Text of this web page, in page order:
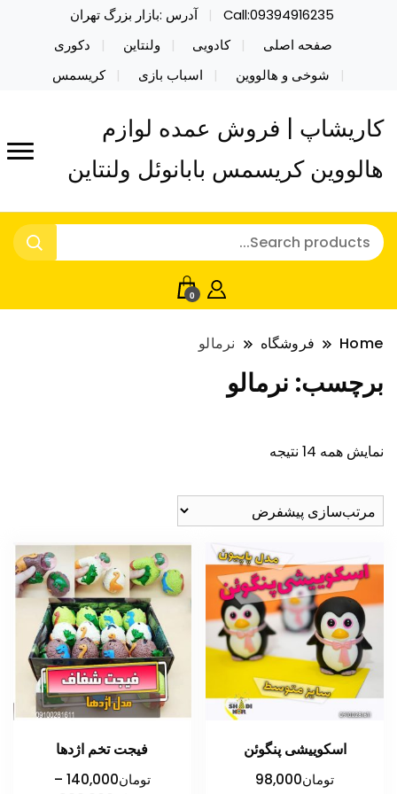
Call:09394916235
آدرس :بازار بزرگ تهران
صفحه اصلی
کادویی ولنتاین
دکوری
شوخی و هالووین
اسباب بازی کریسمس
کاریشاپ | فروش عمده لوازم
هالووین کریسمس بابانوئل ولنتاین
0
Home فروشگاه نرمالو
برچسب: نرمالو
نمایش همه 14 نتیجه
اسکوییشی پنگوئن
تومان98,000
فیجت تخم اژدها
تومان140,000
–